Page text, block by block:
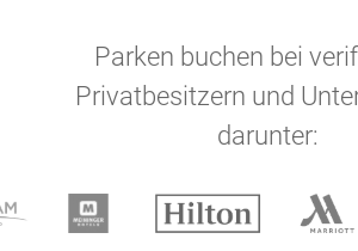
Parken buchen bei
Privatbesitzern und
darunter: